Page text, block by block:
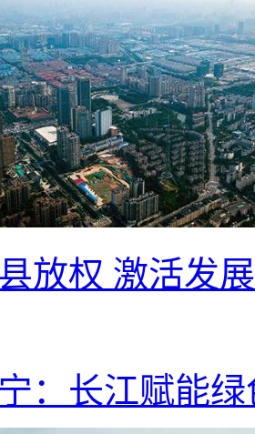
放权 激活发
：长江赋能